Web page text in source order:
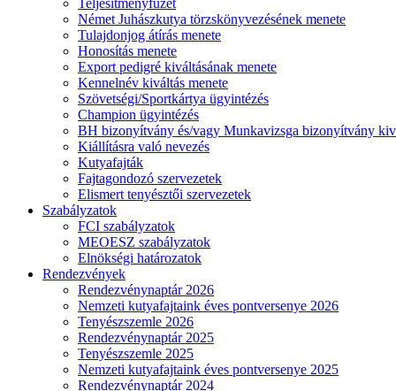
Teljesítményfűzet
Német Juhászkutya törzskönyvezésének menete
Tulajdonjog átírás menete
Honosítás menete
Export pedigré kiváltásának menete
Kennelnév kiváltás menete
Szövetségi/Sportkártya ügyintézés
Champion ügyintézés
BH bizonyítvány és/vagy Munkavizsga bizonyítvány
Kiállításra való nevezés
Kutyafajták
Fajtagondozó szervezetek
Elismert tenyésztői szervezetek
Szabályzatok
FCI szabályzatok
MEOESZ szabályzatok
Elnökségi határozatok
Rendezvények
Rendezvénynaptár 2026
Nemzeti kutyafajtaink éves pontversenye 2026
Tenyészszemle 2026
Rendezvénynaptár 2025
Tenyészszemle 2025
Nemzeti kutyafajtaink éves pontversenye 2025
Rendezvénynaptár 2024